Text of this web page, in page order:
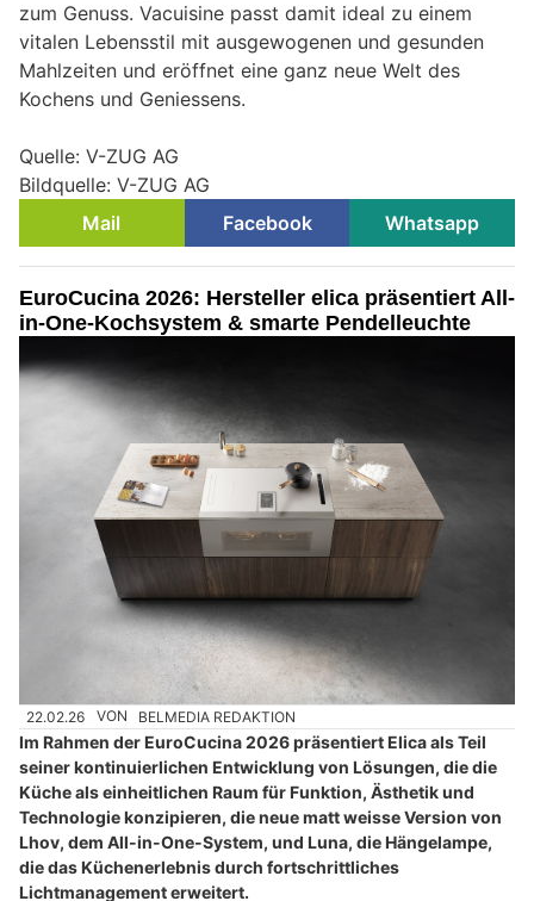
zum Genuss. Vacuisine passt damit ideal zu einem
vitalen Lebensstil mit ausgewogenen und gesunden
Mahlzeiten und eröffnet eine ganz neue Welt des
Kochens und Geniessens.
Quelle: V-ZUG AG
Bildquelle: V-ZUG AG
Mail
Facebook Whatsapp
EuroCucina 2026: Hersteller elica präsentiert All-
in-One-Kochsystem & smarte Pendelleuchte
22.02.26 VON BELMEDIA REDAKTION
Im Rahmen der EuroCucina 2026 präsentiert Elica als Teil
seiner kontinuierlichen Entwicklung von Lösungen, die die
Küche als einheitlichen Raum für Funktion, Ästhetik und
Technologie konzipieren, die neue matt weisse Version von
Lhov, dem All-in-One-System, und Luna, die Hängelampe,
die das Küchenerlebnis durch fortschrittliches
Lichtmanagement erweitert.